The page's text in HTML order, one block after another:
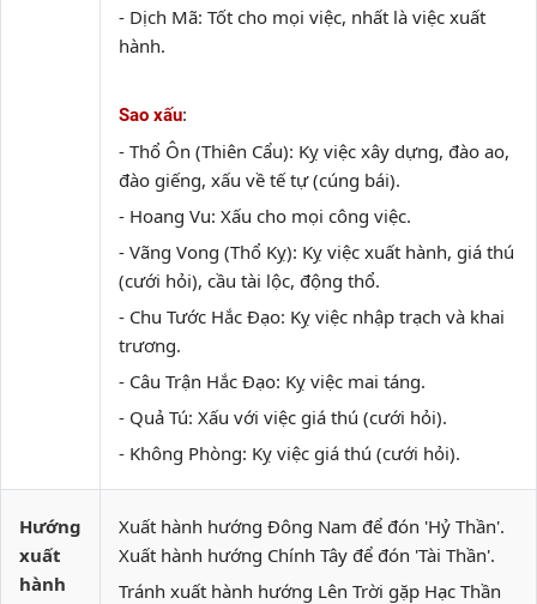
- Dịch Mã: Tốt cho mọi việc, nhất là việc xuất
hành.
Sao xấu:
- Thổ Ôn (Thiên Cẩu): Kỵ việc xây dựng, đào ao,
đào giếng, xấu về tế tự (cúng bái).
- Hoang Vu: Xấu cho mọi công việc.
- Vãng Vong (Thổ Kỵ): Kỵ việc xuất hành, giá thú
(cưới hỏi), cầu tài lộc, động thổ.
- Chu Tước Hắc Đạo: Kỵ việc nhập trạch và khai
trương.
- Câu Trận Hắc Đạo: Kỵ việc mai táng.
- Quả Tú: Xấu với việc giá thú (cưới hỏi).
- Không Phòng: Kỵ việc giá thú (cưới hỏi).
Hướng
xuất
hành
Xuất hành hướng Đông Nam để đón 'Hỷ Thần'.
Xuất hành hướng Chính Tây để đón 'Tài Thần'.
Tránh xuất hành hướng Lên Trời gặp Hạc Thần